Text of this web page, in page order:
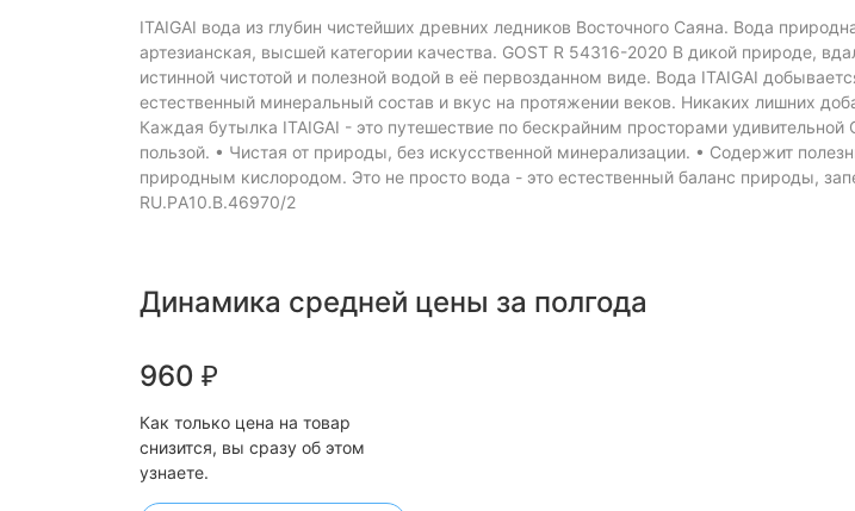
ITAIGAI вода из глубин чистейших древних ледников Восточного Саяна. Вода
артезианская, высшей категории качества. GOST R 54316-2020 В дикой природе,
истинной чистотой и полезной водой в её первозданном виде. Вода ITAIGAI
естественный минеральный состав и вкус на протяжении веков. Никаких лишних
Каждая бутылка ITAIGAI - это путешествие по бескрайним просторами
пользой. • Чистая от природы, без искусственной минерализации. • Содержит
природным кислородом. Это не просто вода - это естественный баланс природы,
RU.РA10.B.46970/2
Динамика средней цены за полгода
960 ₽
Как только цена на товар
снизится, вы сразу об этом
узнаете.